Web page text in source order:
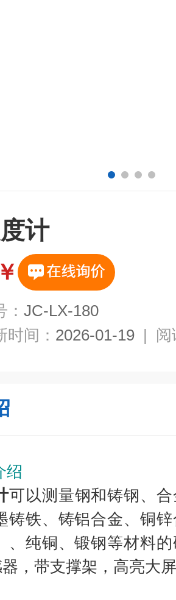
计
￥
： JC-LX-180
时间： 2026-01-19 | 阅
绍
可以测量钢和铸钢、
铸铁、铸铝合金、铜
、纯铜、锻钢等材料
，带支撑架，高亮大